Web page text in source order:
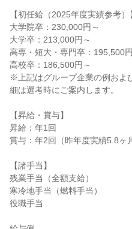
【初任給（2025年度実績参考）
大学院卒：230,000円～
大学卒：213,000円～
高専・短大・専門卒：195,500
高校卒：186,500円～
※上記はグループ企業の例およ
細は選考時にご案内します。
【昇給・賞与】
昇給：年1回
賞与：年2回（昨年度実績5.8ヶ
【諸手当】
残業手当（全額支給）
寒冷地手当（燃料手当）
役職手当